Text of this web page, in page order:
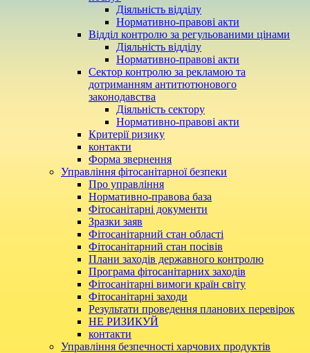
Діяльність відділу
Нормативно-правові акти
Відділ контролю за регульованими цінами
Діяльність відділу
Нормативно-правові акти
Сектор контролю за рекламою та
дотриманням антитютюнового
законодавства
Діяльність сектору
Нормативно-правові акти
Критерії ризику
контакти
Форма звернення
Управління фітосанітарної безпеки
Про управління
Нормативно-правова база
Фітосанітарні документи
Зразки заяв
Фітосанітарний стан області
Фітосанітарний стан посівів
Плани заходів державного контролю
Програма фітосанітарних заходів
Фітосанітарні вимоги країн світу
Фітосанітарні заходи
Результати проведення планових перевірок
НЕ РИЗИКУЙ
контакти
Управління безпечності харчових продуктів